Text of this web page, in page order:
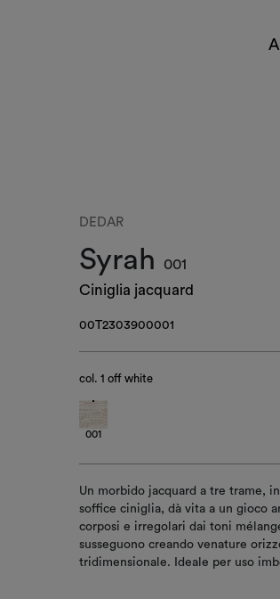
DEDAR
Syrah
001
Ciniglia jacquard
00T2303900001
col. 1 off white
001
Un morbido jacquard a tre trame,
soffice ciniglia, dà vita a un gioco
corposi e irregolari dai toni
susseguono creando venature
tridimensionale. Ideale per uso